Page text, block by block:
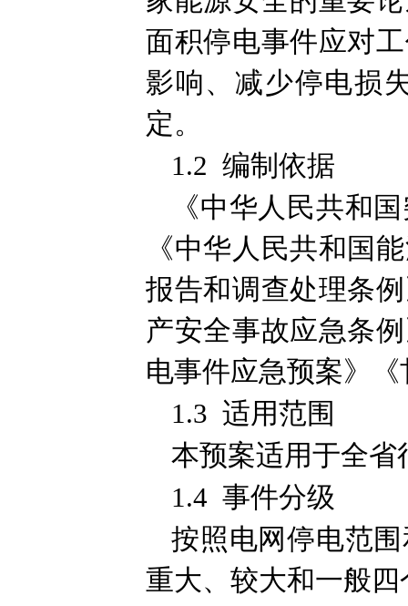
面积停电事件应对
影响、减少停电损
定。
1.2 编制依据
《中华人民共和
《中华人民共和国
报告和调查处理条
产安全事故应急条
电事件应急预案》
1.3 适用范围
本预案适用于全省
1.4 事件分级
按照电网停电范
重大、较大和一般四